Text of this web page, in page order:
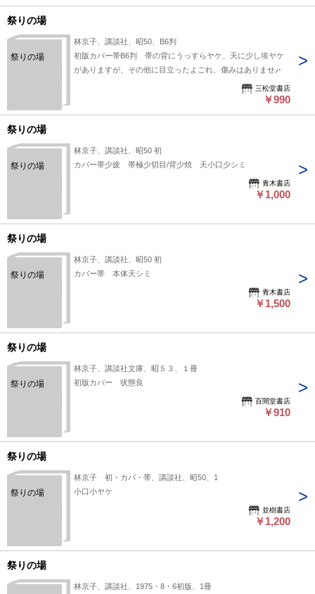
祭りの場
祭りの場
林京子、講談社、昭50、B6判
初版カバー帯B6判 帯の背にうっすらヤケ、天に少し埃ヤケ
がありますが、その他に目立ったよごれ、傷みはありません
三松堂書店
￥990
祭りの場
祭りの場
林京子、講談社、昭50 初
カバー帯少疲 帯極少切目/背少焼 天小口少シミ
青木書店
￥1,000
祭りの場
祭りの場
林京子、講談社、昭50 初
カバー帯 本体天シミ
青木書店
￥1,500
祭りの場
祭りの場
林京子、講談社文庫、昭５３、１冊
初版カバー 状態良
百間堂書店
￥910
祭りの場
祭りの場
林京子 初・カバ・帯、講談社、昭50、1
小口小ヤケ
並樹書店
￥1,200
祭りの場
林京子、講談社、1975・8・6初版、1冊